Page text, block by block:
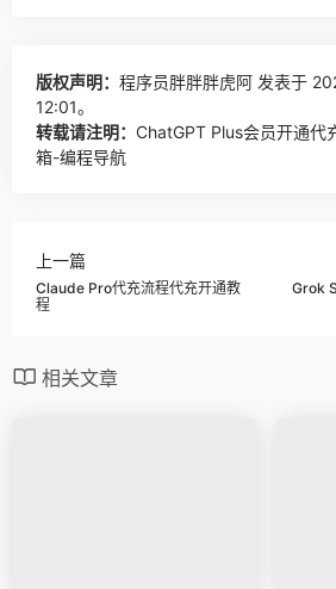
版权声明： 程序员胖胖胖虎阿 发表于
12:01。
转载请注明： ChatGPT Plus会员开通代
箱-编程导航
上一篇
Claude Pro代充流程代充开通教
程
Grok
相关文章